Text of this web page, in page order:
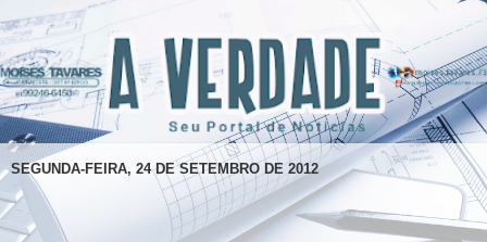
SEGUNDA-FEIRA, 24 DE SETEMBRO DE 2012